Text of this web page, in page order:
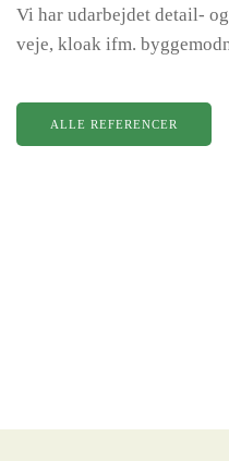
Vi har udarbejdet detail-
veje, kloak ifm.
ALLE REFERENCER